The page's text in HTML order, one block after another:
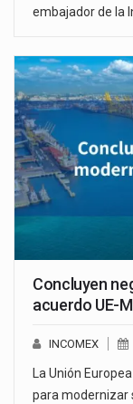
embajador de la
Concluyen
acuerdo UE-
INCOMEX
La Unión
para modernizar